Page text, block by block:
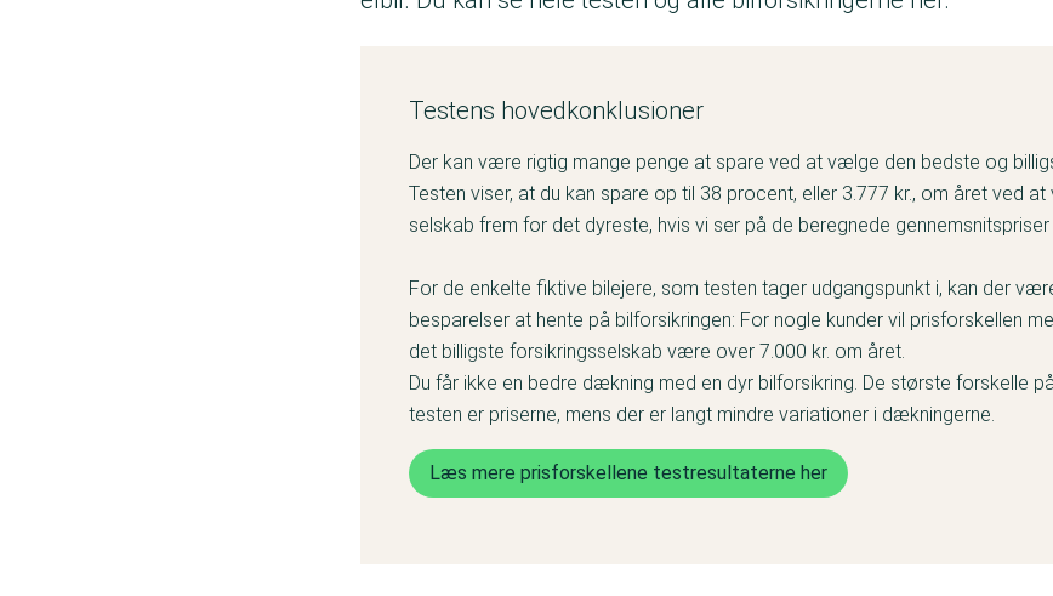
Testens hovedkonklusioner
Der kan være rigtig mange penge at spare ved at vælge den bedste og
Testen viser, at du kan spare op til 38 procent, eller 3.777 kr., om året ved
selskab frem for det dyreste, hvis vi ser på de beregnede gennemsnitspriser
For de enkelte fiktive bilejere, som testen tager udgangspunkt i, kan der
besparelser at hente på bilforsikringen: For nogle kunder vil prisforskellen
det billigste forsikringsselskab være over 7.000 kr. om året.
Du får ikke en bedre dækning med en dyr bilforsikring. De største forskelle
testen er priserne, mens der er langt mindre variationer i dækningerne.
Læs mere prisforskellene testresultaterne her